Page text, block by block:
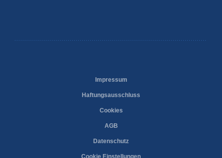
Impressum
Haftungsausschluss
Cookies
AGB
Datenschutz
Cookie Einstellungen